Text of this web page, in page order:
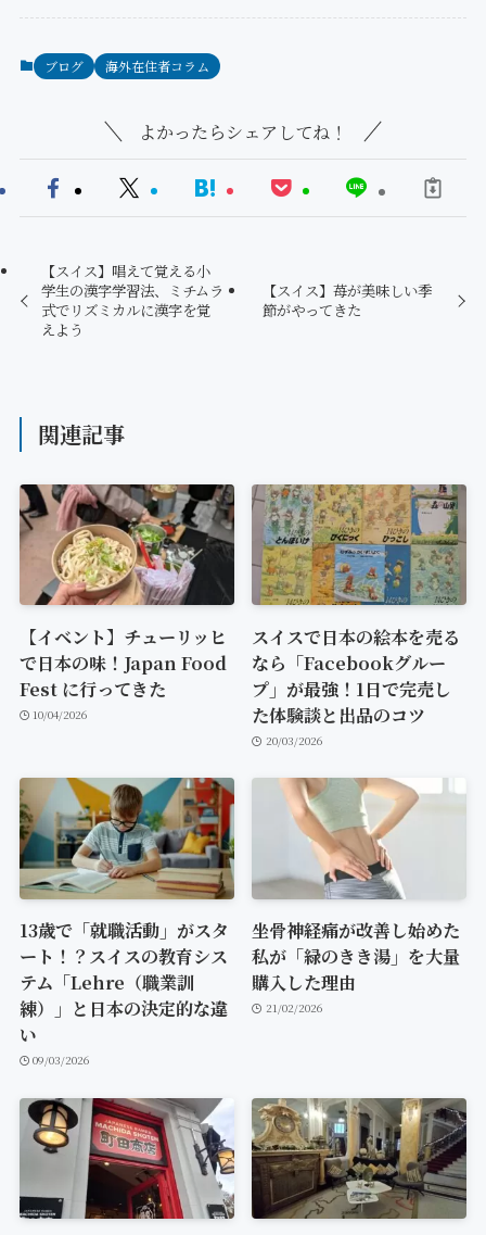
ブログ 海外在住者コラム
よかったらシェアしてね！
【スイス】唱えて覚える小
学生の漢字学習法、ミチムラ
式でリズミカルに漢字を覚
えよう
【スイス】苺が美味しい季
節がやってきた
関連記事
【イベント】チューリッヒ
で日本の味！Japan Food
Fest に行ってきた
10/04/2026
スイスで日本の絵本を売る
なら「Facebookグルー
プ」が最強！1日で完売し
た体験談と出品のコツ
20/03/2026
13歳で「就職活動」がスタ
ート！？スイスの教育シス
テム「Lehre（職業訓
練）」と日本の決定的な違
い
09/03/2026
坐骨神経痛が改善し始めた
私が「緑のきき湯」を大量
購入した理由
21/02/2026